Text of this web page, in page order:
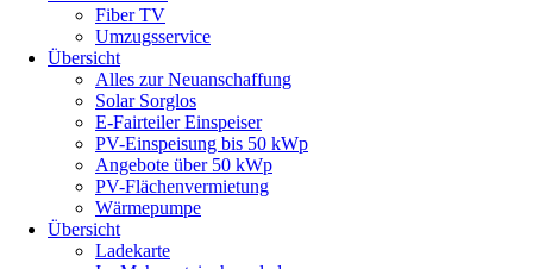
Fiber TV
Umzugsservice
Übersicht
Alles zur Neuanschaffung
Solar Sorglos
E-Fairteiler Einspeiser
PV-Einspeisung bis 50 kWp
Angebote über 50 kWp
PV-Flächenvermietung
Wärmepumpe
Übersicht
Ladekarte